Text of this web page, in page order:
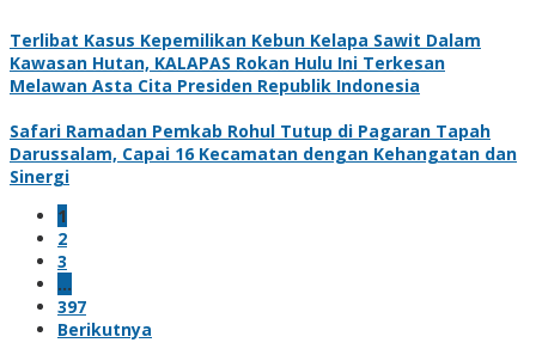
Terlibat Kasus Kepemilikan Kebun Kelapa Sawit Dalam
Kawasan Hutan, KALAPAS Rokan Hulu Ini Terkesan
Melawan Asta Cita Presiden Republik Indonesia
Safari Ramadan Pemkab Rohul Tutup di Pagaran Tapah
Darussalam, Capai 16 Kecamatan dengan Kehangatan dan
Sinergi
1
2
3
…
397
Berikutnya